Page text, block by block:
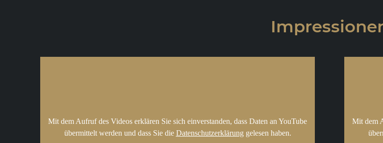
Mit dem Aufruf des Videos erklären Sie sich einverstanden, dass Daten an YouTube
übermittelt werden und dass Sie die Datenschutzerklärung gelesen haben.
Mit dem